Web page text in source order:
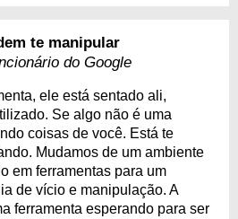
te manipular
do Google
ele está sentado ali,
Se algo não é uma
coisas de você. Está te
Mudamos de um ambiente
em ferramentas para um
de vício e manipulação. A
ferramenta esperando para ser